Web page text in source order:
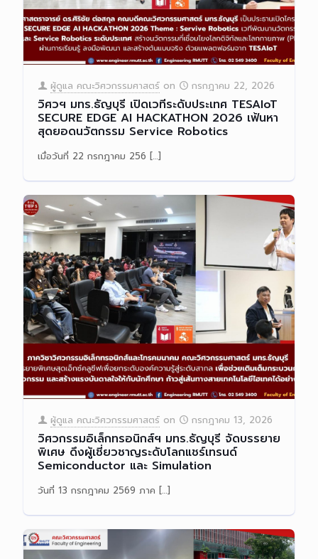
ผู้ดูแล คณะวิศวกรรมศาสตร์ on กรกฎาคม 22, 2026
วิศวฯ มทร.ธัญบุรี เปิดเวทีระดับประเทศ TESAIoT
SECURE EDGE AI HACKATHON 2026 เฟ้นหา
สุดยอดนวัตกรรม Service Robotics
เมื่อวันที่ 22 กรกฎาคม 256 […]
Read more
ผู้ดูแล คณะวิศวกรรมศาสตร์ on กรกฎาคม 13, 2026
วิศวกรรมอิเล็กทรอนิกส์ฯ มทร.ธัญบุรี จัดบรรยาย
พิเศษ ดึงผู้เชี่ยวชาญระดับโลกแชร์เทรนด์
Semiconductor และ Simulation
วันที่ 13 กรกฎาคม 2569 ภาค […]
Read more